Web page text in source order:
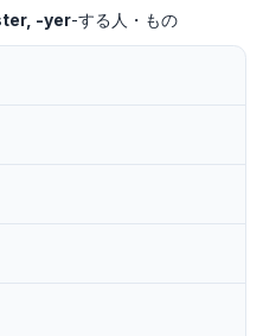
-yer-する人・もの